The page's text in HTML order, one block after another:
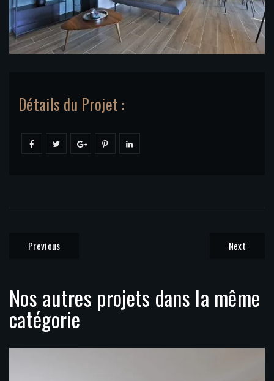
Détails du Projet :
Previous Next
Nos autres projets dans la même
catégorie